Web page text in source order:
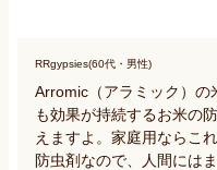
RRgypsies(60代・男性)
Arromic（アラミック）の
も効果が持続するお米の
えますよ。家庭用ならこ
防虫剤なので、人間には